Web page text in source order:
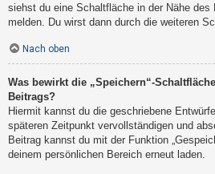
siehst du eine Schaltfläche in der Nähe
melden. Du wirst dann durch die weiteren
Nach oben
Was bewirkt die „Speichern“-
Beitrags?
Hiermit kannst du die geschriebene
späteren Zeitpunkt vervollständigen und
Beitrag kannst du mit der Funktion
deinem persönlichen Bereich erneut laden.